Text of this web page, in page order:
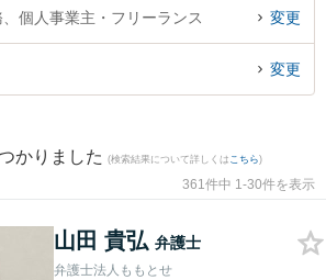
スのトラブルを今すぐに弁護士に相談したい』『個
ラブル解決の実績豊富な近くの弁護士を検索した
事業主・フリーランスを法律相談できる大阪市内の
個人事業主・フリーランス 変更
変更
かりました (検索結果について詳しくは こちら)
361件中 1-30件を表示
山田 貴弘 弁護士
弁護士法人ももとせ